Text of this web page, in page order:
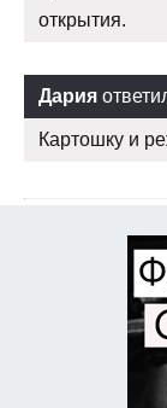
открытия.
Дария
Картошку и